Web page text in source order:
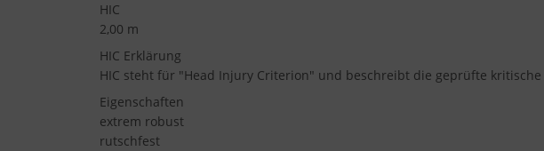
HIC
2,00 m
HIC Erklärung
HIC steht für "Head Injury Criterion" und beschreibt die geprüfte
Eigenschaften
extrem robust
rutschfest